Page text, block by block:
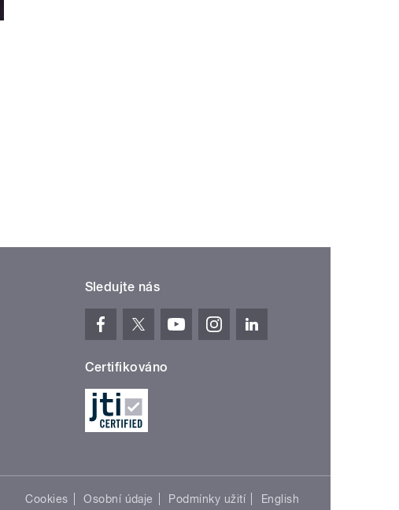
Sledujte nás
Certifikováno
Cookies Osobní údaje Podmínky užití English